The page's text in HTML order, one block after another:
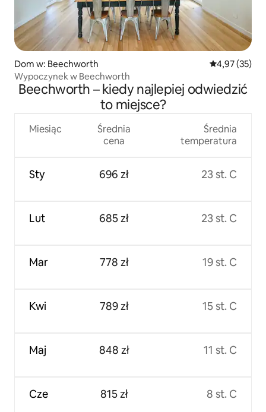
Dom w: Beechworth Średnia
4,97 (35)
Wypoczynek w Beechworth
Beechworth – kiedy najlepiej odwiedzić
to miejsce?
Miesiąc
Sty
Lut
Mar
Kwi
Maj
Cze
Średnia
cena
696 zł
685 zł
778 zł
789 zł
848 zł
815 zł
Średnia
temperatura
23 st. C
23 st. C
19 st. C
15 st. C
11 st. C
8 st. C